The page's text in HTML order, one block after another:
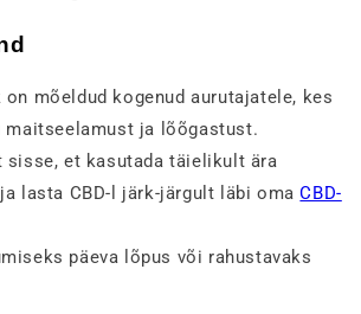
on mõeldud kogenud aurutajatele, kes
ja lõõgastust.
sisse, et kasutada täielikult ära
lasta CBD-l järk-järgult läbi omaCBD-
päeva lõpus või rahustavaks